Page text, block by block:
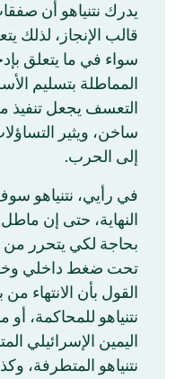
يدرك نتنياهو أن
قالب الإنجاز، لذلك
سواء في ما يتعلق
المماطلة بتسليم
التعسف يجعل تنفيذ
ساخن، ويثير
إلى الحرب.
في رأيي، نتنياهو
النهاية، حتى إن
بحاجة لكي يتحرر
تحت ضغط داخلي
القول بأن الانتهاء
نتنياهو للمحاكمة،
اليمين الإسرائيلي
نتنياهو المتطرفة،